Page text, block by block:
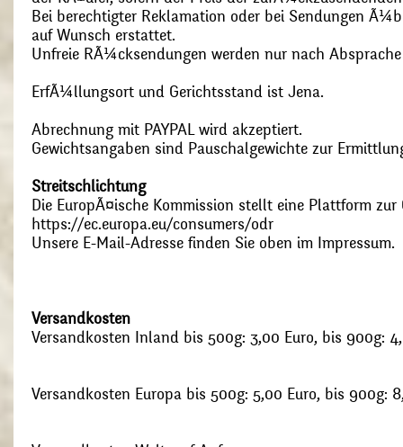
Bei berechtigter Reklamation oder bei Sendungen
auf Wunsch erstattet.
Unfreie RÃ¼cksendungen werden nur nach
ErfÃ¼llungsort und Gerichtsstand ist Jena.
Abrechnung mit PAYPAL wird akzeptiert.
Gewichtsangaben sind Pauschalgewichte zur
Streitschlichtung
Die EuropÃ¤ische Kommission stellt eine Plattform
https://ec.europa.eu/consumers/odr
Unsere E-Mail-Adresse finden Sie oben im Impressum.
Versandkosten
Versandkosten Inland bis 500g: 3,00 Euro, bis 900g:
Versandkosten Europa bis 500g: 5,00 Euro, bis 900g: